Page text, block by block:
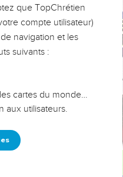
que TopChrétien
compte utilisateur)
navigation et les
suivants :
cartes du monde…
aux utilisateurs.